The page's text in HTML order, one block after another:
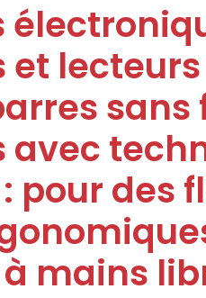
et
sans
avec
: pour des
mains